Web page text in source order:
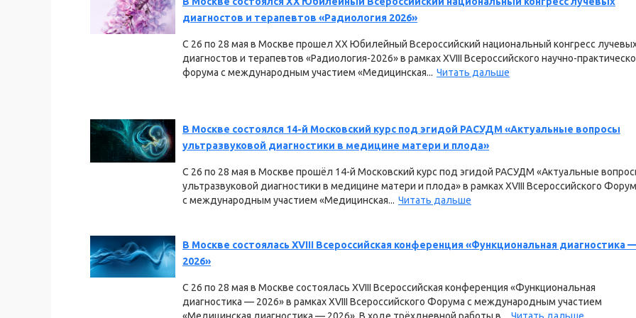
диагностов и терапевтов «Радиология 2026»
С 26 по 28 мая в Москве прошел XX Юбилейный Всероссийский национальный конгресс
диагностов и терапевтов «Радиология-2026» в рамках ХVIII Всероссийского научно-
форума с международным участием «Медицинская... Читать дальше
В Москве состоялся 14-й Московский курс под эгидой РАСУДМ «Актуальные вопросы
ультразвуковой диагностики в медицине матери и плода»
С 26 по 28 мая в Москве прошёл 14-й Московский курс под эгидой РАСУДМ «Актуальные
ультразвуковой диагностики в медицине матери и плода» в рамках ХVIII Всероссийского
с международным участием «Медицинская... Читать дальше
В Москве состоялась XVIII Всероссийская конференция «Функциональная диагностика
2026»
С 26 по 28 мая в Москве состоялась XVIII Всероссийская конференция «Функциональная
диагностика — 2026» в рамках ХVIII Всероссийского Форума с международным участием